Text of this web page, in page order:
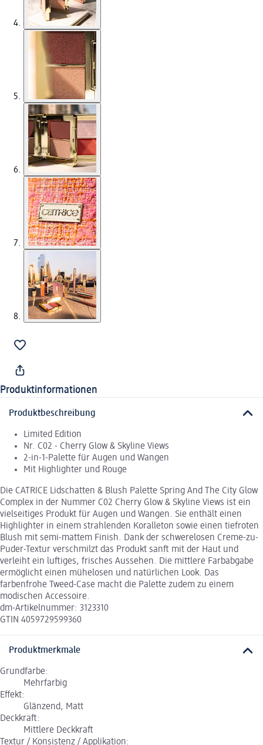
Produktinformationen
Produktbeschreibung
Limited Edition
Nr. C02 - Cherry Glow & Skyline Views
2-in-1-Palette für Augen und Wangen
Mit Highlighter und Rouge
Die CATRICE Lidschatten & Blush Palette Spring And The City Glow
Complex in der Nummer C02 Cherry Glow & Skyline Views ist ein
vielseitiges Produkt für Augen und Wangen. Sie enthält einen
Highlighter in einem strahlenden Koralleton sowie einen tiefroten
Blush mit semi-mattem Finish. Dank der schwerelosen Creme-zu-
Puder-Textur verschmilzt das Produkt sanft mit der Haut und
verleiht ein luftiges, frisches Aussehen. Die mittlere Farbabgabe
ermöglicht einen mühelosen und natürlichen Look. Das
farbenfrohe Tweed-Case macht die Palette zudem zu einem
modischen Accessoire.
dm-Artikelnummer: 3123310
GTIN 4059729599360
Produktmerkmale
Grundfarbe:
Mehrfarbig
Effekt:
Glänzend, Matt
Deckkraft:
Mittlere Deckkraft
Textur / Konsistenz / Applikation: